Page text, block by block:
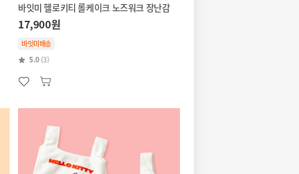
바잇미 헬로키티 롤케이크 노즈워크 장난감
17,900원
바잇미배송
5.0 (3)